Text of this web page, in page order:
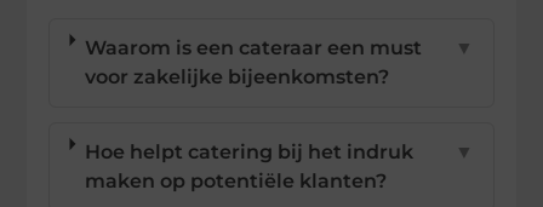
Waarom is een cateraar een must
voor zakelijke bijeenkomsten?
▼
Hoe helpt catering bij het indruk
maken op potentiële klanten?
▼